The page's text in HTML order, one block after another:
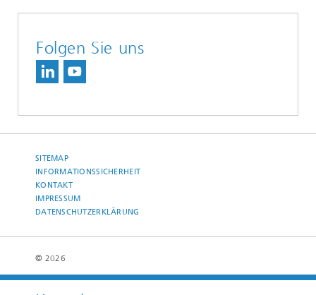
Folgen Sie uns
SITEMAP
INFORMATIONSSICHERHEIT
KONTAKT
IMPRESSUM
DATENSCHUTZERKLÄRUNG
© 2026